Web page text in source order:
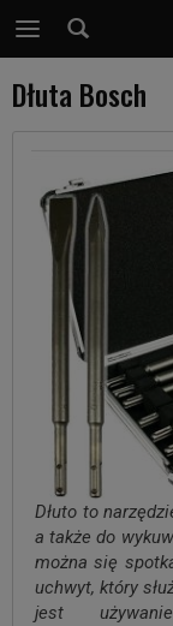
Dłuta Bosch
Dłuto to
a także do
można się
uchwyt, który
jest